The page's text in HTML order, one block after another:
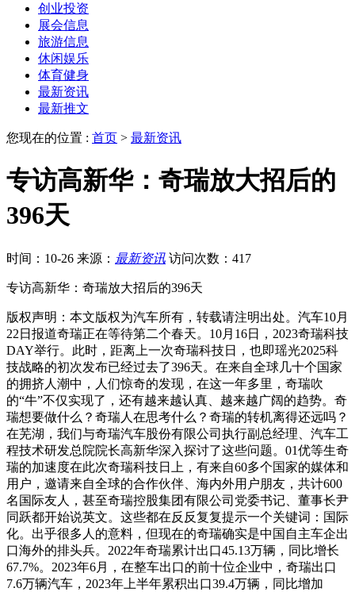
创业投资
展会信息
旅游信息
休闲娱乐
体育健身
最新资讯
最新推文
您现在的位置 : 首页 > 最新资讯
专访高新华：奇瑞放大招后的
396天
时间：10-26 来源： 最新资讯 访问次数：417
专访高新华：奇瑞放大招后的396天
版权声明：本文版权为汽车所有，转载请注明出处。汽车10月
22日报道奇瑞正在等待第二个春天。10月16日，2023奇瑞科技
DAY举行。此时，距离上一次奇瑞科技日，也即瑶光2025科
技战略的初次发布已经过去了396天。在来自全球几十个国家
的拥挤人潮中，人们惊奇的发现，在这一年多里，奇瑞吹
的“牛”不仅实现了，还有越来越认真、越来越广阔的趋势。奇
瑞想要做什么？奇瑞人在思考什么？奇瑞的转机离得还远吗？
在芜湖，我们与奇瑞汽车股份有限公司执行副总经理、汽车工
程技术研发总院院长高新华深入探讨了这些问题。01优等生奇
瑞的加速度在此次奇瑞科技日上，有来自60多个国家的媒体和
用户，邀请来自全球的合作伙伴、海内外用户朋友，共计600
名国际友人，甚至奇瑞控股集团有限公司党委书记、董事长尹
同跃都开始说英文。这些都在反反复复提示一个关键词：国际
化。出乎很多人的意料，但现在的奇瑞确实是中国自主车企出
口海外的排头兵。2022年奇瑞累计出口45.13万辆，同比增长
67.7%。2023年6月，在整车出口的前十位企业中，奇瑞出口
7.6万辆汽车，2023年上半年累积出口39.4万辆，同比增加